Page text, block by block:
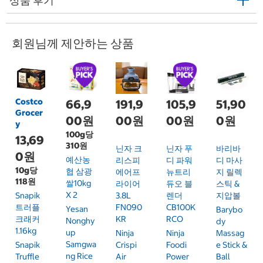
회원님께 제안하는 상품
Costco
Grocer
y
13,69
0원
10g당
118원
Snapik
트러플
크래커
1.16kg
Snapik
Truffle
66,9
00원
100g당
310원
예산농
협 삼광
쌀10kg
X 2
Yesan
Nonghy
Up
Samgwa
Ng Rice
191,9
00원
닌자 크
리스피
에어프
라이어
3.8L
FN090
KR
Ninja
Crispi
Air
105,9
00원
닌자 푸
디 파워
뉴트리
듀오 블
렌더
CB100K
RCO
Ninja
Foodi
Power
51,90
0원
바리바
디 마사
지 릴렉
스틱 &
지압볼
Barybo
Dy
Massag
E Stick &
Ball